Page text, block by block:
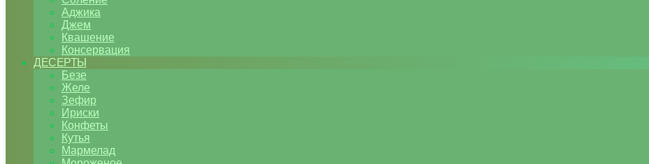
Аджика
Джем
Квашение
Консервация
ДЕСЕРТЫ
Безе
Желе
Зефир
Ириски
Конфеты
Кутья
Мармелад